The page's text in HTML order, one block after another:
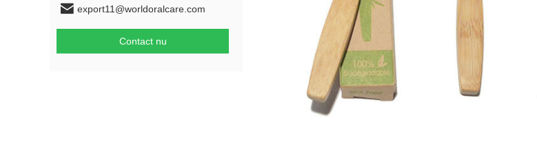
export11@worldoralcare.com
Contact nu